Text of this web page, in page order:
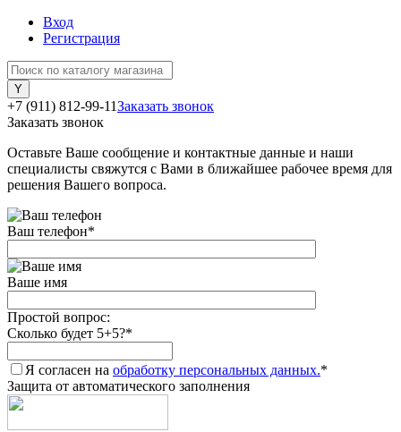
Вход
Регистрация
+7 (911) 812-99-11Заказать звонок
Заказать звонок
Оставьте Ваше сообщение и контактные данные и наши
специалисты свяжутся с Вами в ближайшее рабочее время для
решения Вашего вопроса.
Ваш телефон*
Ваше имя
Простой вопрос:
Сколько будет 5+5?*
Я согласен на обработку персональных данных.*
Защита от автоматического заполнения